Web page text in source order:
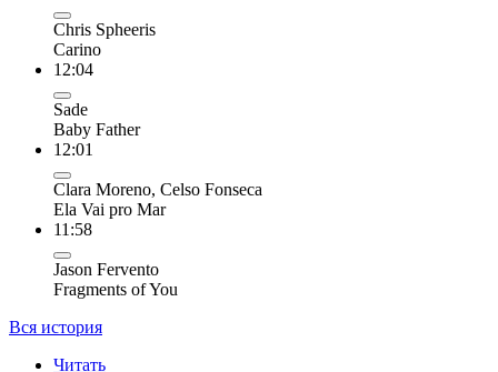
Chris Spheeris
Carino
12:04
Sade
Baby Father
12:01
Clara Moreno, Celso Fonseca
Ela Vai pro Mar
11:58
Jason Fervento
Fragments of You
Вся история
Читать